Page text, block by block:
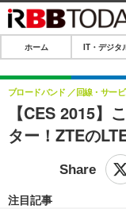
ホーム
IT・デジタル
IT・デジタル
ショッピング
SPEED TEST
エンタメTOP
ホーム IT・デジタ
【CES 2015】
ター！ZTEの
ブロードバンド 回線・サー
注目記事